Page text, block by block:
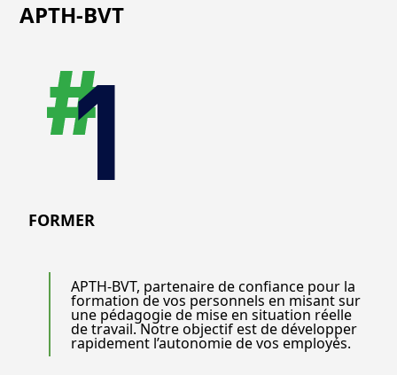
APTH-BVT
FORMER
APTH-BVT, partenaire de confiance pour la
formation de vos personnels en misant sur
une pédagogie de mise en situation réelle
de travail. Notre objectif est de développer
rapidement l’autonomie de vos employés.